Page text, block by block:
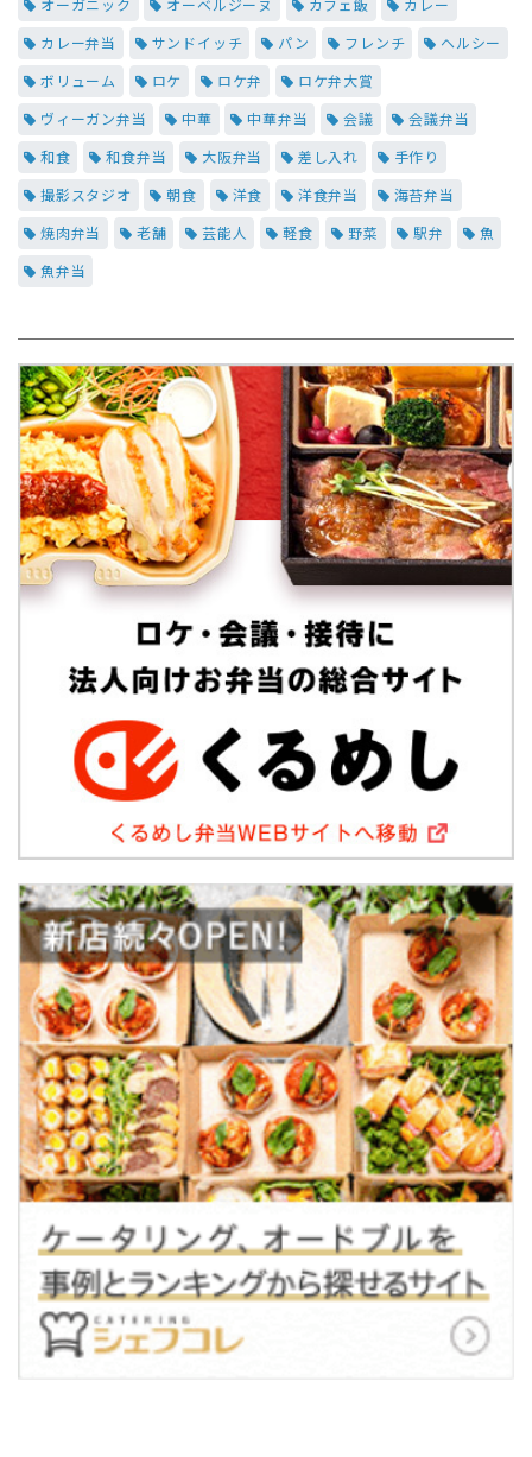
オーガニック
オーベルジーヌ カフェ飯
カレー
カレー弁当
サンドイッチ パン フレンチ
ヘルシー
ボリューム
ロケ ロケ弁
ロケ弁大賞
ヴィーガン弁当
中華 中華弁当 会議
会議弁当
和食
和食弁当 大阪弁当 差し入れ
手作り
撮影スタジオ
朝食 洋食 洋食弁当
海苔弁当
焼肉弁当
老舗 芸能人 軽食 野菜 駅弁
魚
魚弁当